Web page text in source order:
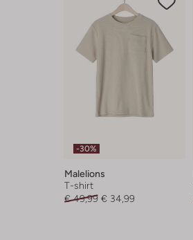
-30%
Malelions
T-shirt
€ 49,99 € 34,99